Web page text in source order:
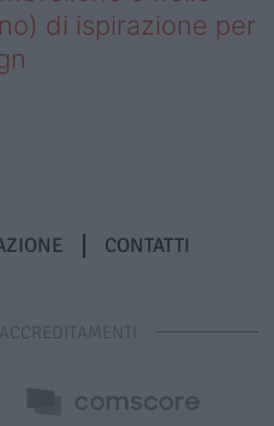
di ispirazione per
CONTATTI